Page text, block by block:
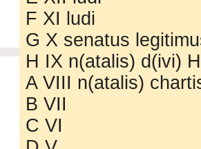
F XI ludi
G X senatus
H IX n(atalis) d(ivi)
A VIII n(atalis)
B VII
C VI